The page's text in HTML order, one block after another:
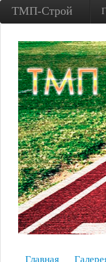
ТМП-Строй
Главная